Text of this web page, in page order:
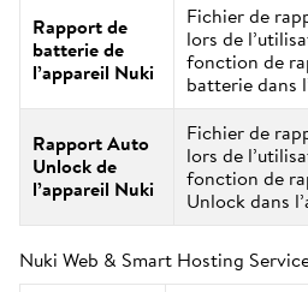
Rapport de
batterie de
l’appareil Nuki
Fichier de
lors de
fonction de
batterie dans
Rapport Auto
Unlock de
l’appareil Nuki
Fichier de
lors de
fonction de
Unlock dans
Nuki Web & Smart Hosting